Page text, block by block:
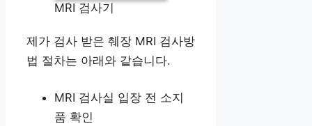
MRI 검사기
제가 검사 받은 췌장 MRI 검사방
법 절차는 아래와 같습니다.
MRI 검사실 입장 전 소지
품 확인